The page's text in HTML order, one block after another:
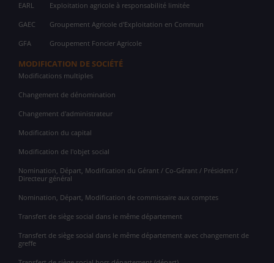
EARL Exploitation agricole à responsabilité limitée
GAEC Groupement Agricole d'Exploitation en Commun
GFA Groupement Foncier Agricole
MODIFICATION DE SOCIÉTÉ
Modifications multiples
Changement de dénomination
Changement d'administrateur
Modification du capital
Modification de l'objet social
Nomination, Départ, Modification du Gérant / Co-Gérant / Président /
Directeur général
Nomination, Départ, Modification de commissaire aux comptes
Transfert de siège social dans le même département
Transfert de siège social dans le même département avec changement de
greffe